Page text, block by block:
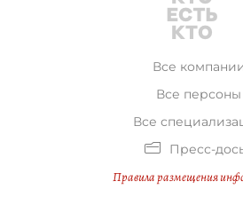
Все
Все персоны
Все
Пресс-
Правила размещения